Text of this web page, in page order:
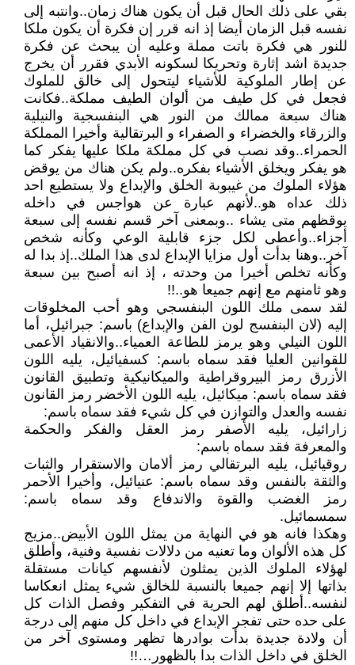
بقي على ذلك الحال قبل أن يكون هناك زمان..وانتبه إلى
نفسه قبل الزمان أيضا إذ انه قرر إن فكرة أن يكون ملكا
للنور هي فكرة باتت مملة وعليه أن يبحث عن فكرة
جديدة اشد إثارة وتحريكا لسكونه الأبدي فقرر أن يخرج
عن إطار الملوكية للأشياء ليتحول إلى خالق للملوك
فجعل في كل طيف من ألوان الطيف مملكة..فكانت
هناك سبعة ممالك من النور هي البنفسجية والنيلية
والزرقاء والخضراء و الصفراء و البرتقالية وأخيرا المملكة
الحمراء..وقد نصب في كل مملكة ملكا عليها يفكر كما
هو يفكر ويخلق الأشياء بفكره..ولم يكن هناك من يوقض
هؤلاء الملوك من غيبوبة الخلق والإبداع ولا يستطيع احد
ذلك عداه هو..لأنهم عبارة عن هواجس في داخله
يوقظهم متى يشاء ..وبمعنى آخر قسم نفسه إلى سبعة
أجزاء..وأعطى لكل جزء قابلية الوعي وكأنه شخص
آخر..وهنا بدأت أول مزايا الإبداع لدى هذا الملك..إذ بدا له
وكأنه تخلص أخيرا من وحدته ، إذ انه أصبح بين سبعة
وهو ثامنهم مع إنهم جميعا هو..!!
لقد سمى ملك اللون البنفسجي وهو أحب المخلوقات
إليه (لان البنفسج لون الفن والإبداع) باسم: جبرائيل، أما
اللون النيلي وهو يرمز للطاعة العمياء..والانقياد الأعمى
للقوانين العليا فقد سماه باسم: كسفيائيل، يليه اللون
الأزرق رمز البيروقراطية والميكانيكية وتطبيق القانون
فقد سماه باسم: ميكائيل، يليه اللون الأخضر رمز القانون
نفسه والعدل والتوازن في كل شيء فقد سماه باسم:
زارائيل، يليه الأصفر رمز العقل والفكر والحكمة
والمعرفة فقد سماه باسم:
روقيائيل، يليه البرتقالي رمز ألامان والاستقرار والثبات
والثقة بالنفس وقد سماه باسم: عنيائيل، وأخيرا الأحمر
رمز الغضب والقوة والاندفاع وقد سماه باسم:
سمسمائيل.
وهكذا فانه هو في النهاية من يمثل اللون الأبيض..مزيج
كل هذه الألوان وما تعنيه من دلالات نفسية وفنية، وأطلق
لهؤلاء الملوك الذين يمثلون لأنفسهم كيانات مستقلة
بذاتها إلا إنهم جميعا بالنسبة للخالق شيء يمثل انعكاسا
لنفسه..أطلق لهم الحرية في التفكير وفصل الذات كل
على حده حتى تفجر الإبداع في داخل كل منهم إلى درجة
أن ولادة جديدة بدأت بوادرها تظهر ومستوى آخر من
الخلق في داخل الذات بدا بالظهور…!!